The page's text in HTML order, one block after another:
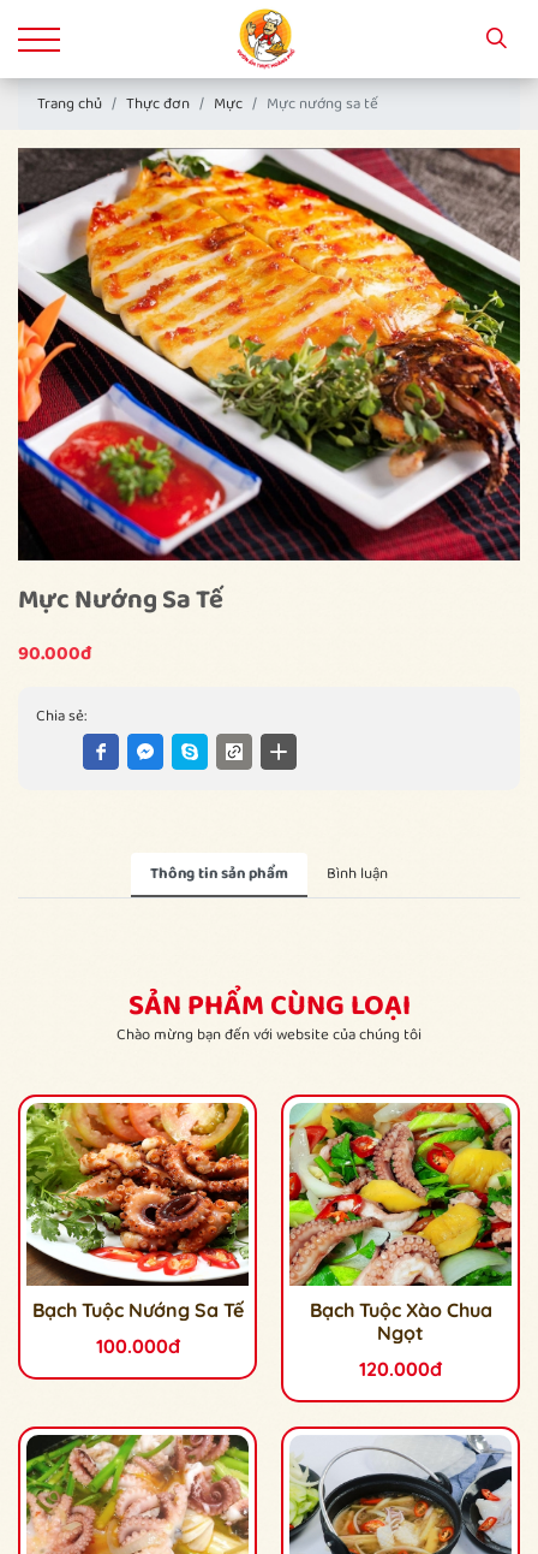
Trang chủ Thực đơn Mực Mực nướng sa tế
Mực Nướng Sa Tế
90.000đ
Chia sẻ:
Thông tin sản phẩm Bình luận
SẢN PHẨM CÙNG LOẠI
Chào mừng bạn đến với website của chúng tôi
Bạch Tuộc Nướng Sa Tế
100.000đ
Bạch Tuộc Xào Chua
Ngọt
120.000đ